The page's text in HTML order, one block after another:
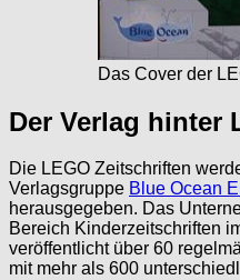
Das Cover der
Der Verlag hinter
Die LEGO Zeitschriften
Verlagsgruppe Blue Ocean
herausgegeben. Das
Bereich Kinderzeitschriften
veröffentlicht über 60
mit mehr als 600